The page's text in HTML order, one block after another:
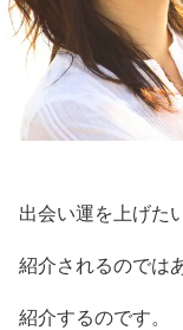
出会い運を上げた
紹介されるのでは
紹介するのです。